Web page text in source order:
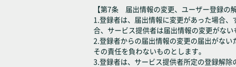
【第7条 届出情報の変更、ユーザー登録の解
1.登録者は、届出情報に変更があった場合
合、サービス提供者は届出情報の変更がない
2.登録者からの届出情報の変更の届出がな
その責任を負わないものとします。
3.登録者は、サービス提供者所定の登録解除